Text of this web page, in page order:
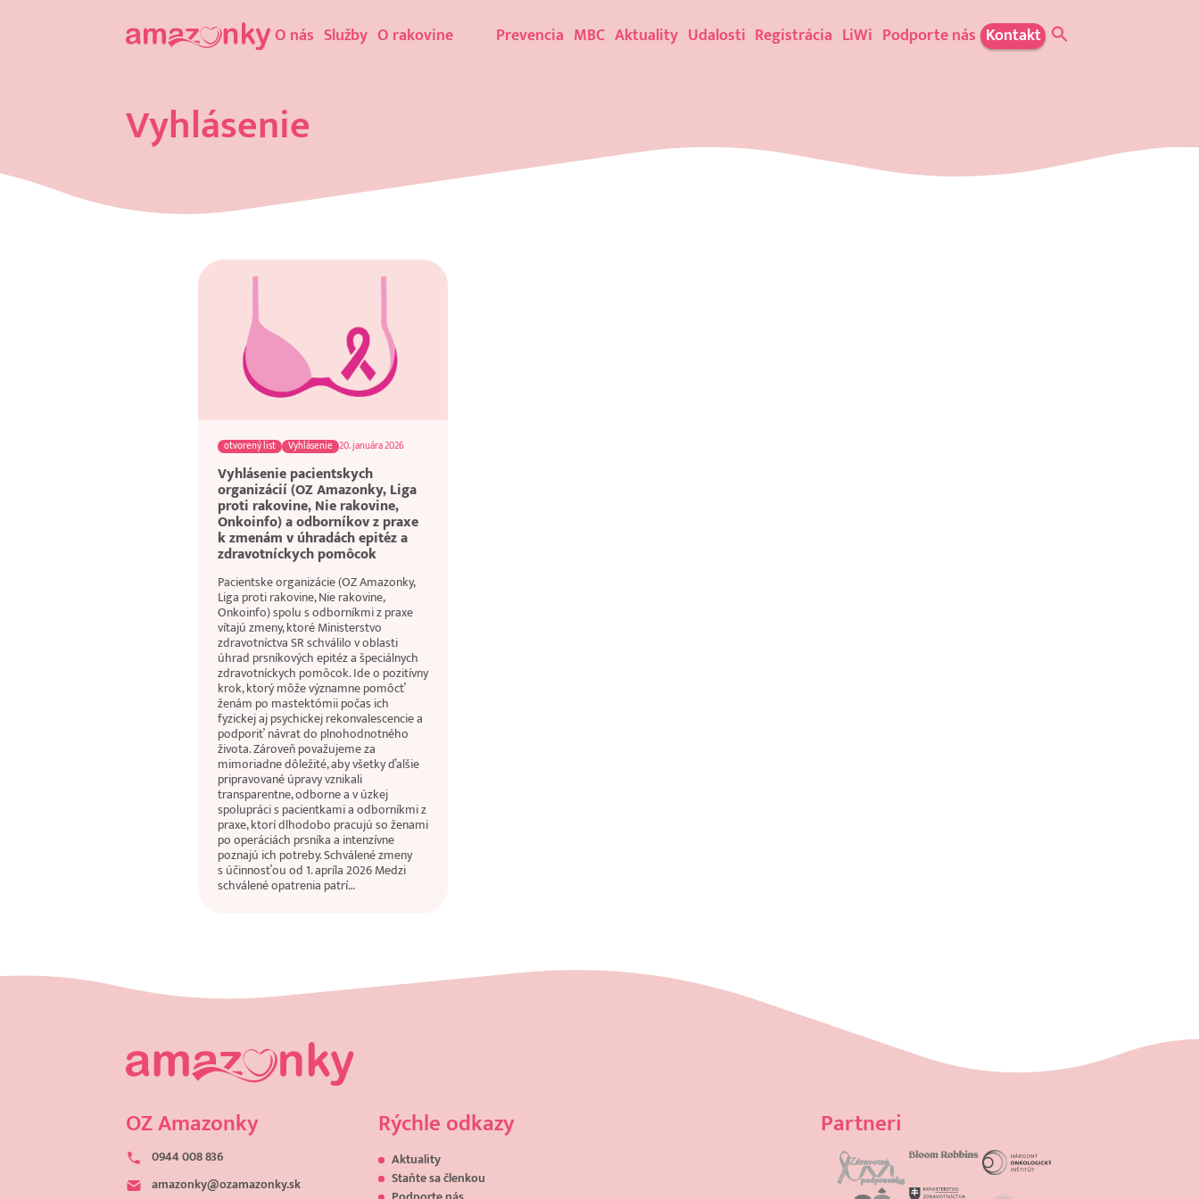
O nás Služby O rakovine Prevencia MBC Aktuality Udalosti Registrácia LiWi Podporte nás Kontakt
Vyhlásenie
otvorený list Vyhlásenie 20. januára 2026
Vyhlásenie pacientskych
organizácií (OZ Amazonky, Liga
proti rakovine, Nie rakovine,
Onkoinfo) a odborníkov z praxe
k zmenám v úhradách epitéz a
zdravotníckych pomôcok
Pacientske organizácie (OZ Amazonky,
Liga proti rakovine, Nie rakovine,
Onkoinfo) spolu s odborníkmi z praxe
vítajú zmeny, ktoré Ministerstvo
zdravotníctva SR schválilo v oblasti
úhrad prsníkových epitéz a špeciálnych
zdravotníckych pomôcok. Ide o pozitívny
krok, ktorý môže významne pomôcť
ženám po mastektómii počas ich
fyzickej aj psychickej rekonvalescencie a
podporiť návrat do plnohodnotného
života. Zároveň považujeme za
mimoriadne dôležité, aby všetky ďalšie
pripravované úpravy vznikali
transparentne, odborne a v úzkej
spolupráci s pacientkami a odborníkmi z
praxe, ktorí dlhodobo pracujú so ženami
po operáciách prsníka a intenzívne
poznajú ich potreby. Schválené zmeny
s účinnosťou od 1. apríla 2026 Medzi
schválené opatrenia patrí…
OZ Amazonky
0944 008 836
amazonky@ozamazonky.sk
Rýchle odkazy
Aktuality
Staňte sa členkou
Partneri